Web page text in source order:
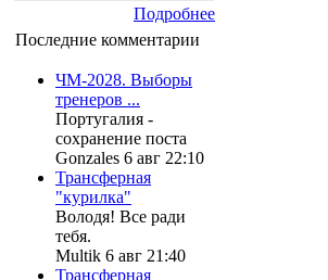
Подробнее
Последние комментарии
ЧМ-2028. Выборы
тренеров ...
Португалия -
сохранение поста
Gonzales 6 авг 22:10
Трансферная
"курилка"
Володя! Все ради
тебя.
Multik 6 авг 21:40
Трансферная